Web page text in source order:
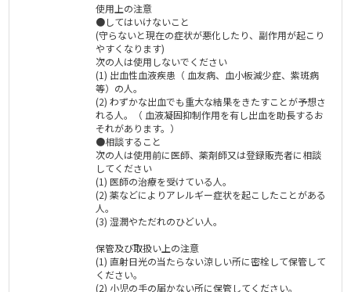
使用上の注意
●してはいけないこと
(守らないと現在の症状が悪化したり、副作用が起こり
やすくなります)
次の人は使用しないでください
(1) 出血性血液疾患（ 血友病、血小板減少症、紫斑病
等）の人。
(2) わずかな出血でも重大な結果をきたすことが予想さ
れる人。（ 血液凝固抑制作用を有し出血を助長するお
それがあります。）
●相談すること
次の人は使用前に医師、薬剤師又は登録販売者に相談
してください
(1) 医師の治療を受けている人。
(2) 薬などによりアレルギー症状を起こしたことがある
人。
(3) 湿潤やただれのひどい人。
保管及び取扱い上の注意
(1) 直射日光の当たらない涼しい所に密栓して保管して
ください。
(2) 小児の手の届かない所に保管してください。